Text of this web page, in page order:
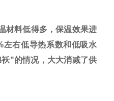
材料低得多，保温效果进
左右低导热系数和低吸水
"的情况，大大消减了供